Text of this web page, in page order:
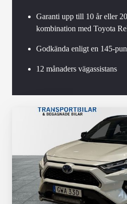
Garanti upp till 10 år eller
kombination med Toyota
Godkända enligt en 145-
12 månaders vägassistans